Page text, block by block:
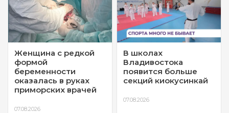
Женщина с редкой
формой
беременности
оказалась в руках
приморских врачей
07.08.2026
В школах
Владивостока
появится больше
секций киокусинкай
07.08.2026